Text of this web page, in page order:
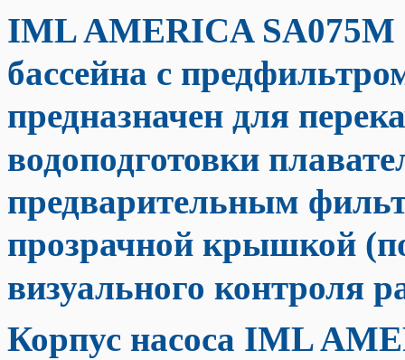
IML AMERICA SA075M
бассейна с
предназначен для
водоподготовки
предварительным
прозрачной крышкой
визуального контроля
Корпус насоса IML